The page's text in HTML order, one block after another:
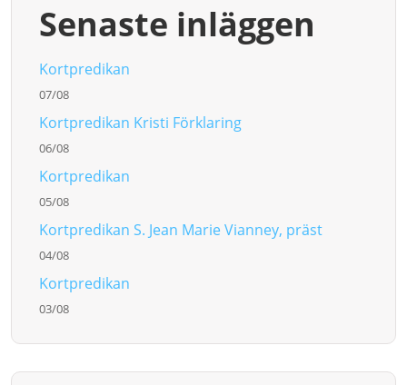
Senaste inläggen
Kortpredikan
07/08
Kortpredikan Kristi Förklaring
06/08
Kortpredikan
05/08
Kortpredikan S. Jean Marie Vianney, präst
04/08
Kortpredikan
03/08